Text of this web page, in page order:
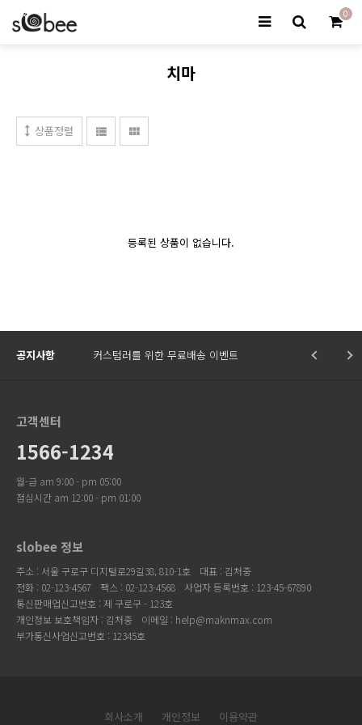
0
치마
상품정렬
등록된 상품이 없습니다.
공지사항 커스텀러를 위한 무료배송 이벤트
고객센터
1566-1234
월-금 am 9:00 - pm 05:00
점심시간 am 12:00 - pm 01:00
slobee 정보
주소 : 서울 구로구 디지털로29길38, 810-1호
대표 : 김처중
전화 : 02-123-4567
팩스 : 02-123-4568
사업자 등록번호 : 123-45-67890
통신판매업신고번호 : 제 구로구 - 123호
개인정보 보호책임자 : 김처중
이메일 : help@maknmax.com
부가통신사업신고번호 : 12345호
회사소개 개인정보 이용약관